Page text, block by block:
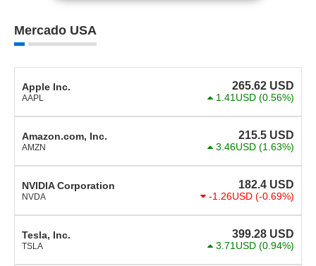
Mercado USA
Apple Inc.
AAPL
265.62 USD
1.41USD (0.56%)
Amazon.com, Inc.
AMZN
215.5 USD
3.46USD (1.63%)
NVIDIA Corporation
NVDA
182.4 USD
-1.26USD (-0.69%)
Tesla, Inc.
TSLA
399.28 USD
3.71USD (0.94%)